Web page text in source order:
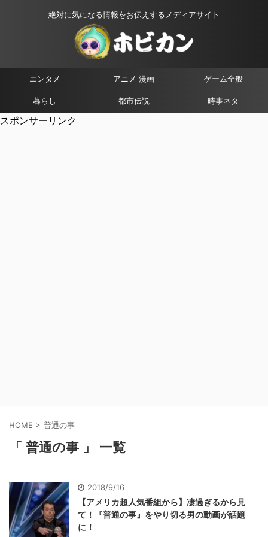
絶対に気になる情報をお伝えするメディアサイト
エンタメ アニメ 漫画 ゲーム全般
暮らし 都市伝説 時事ネタ
スポンサーリンク
HOME > 普通の事
「 普通の事 」 一覧
2018/9/16
【アメリカ超人気番組から】凄過ぎるから見
て！『普通の事』をやり切る男の動画が話題
に！